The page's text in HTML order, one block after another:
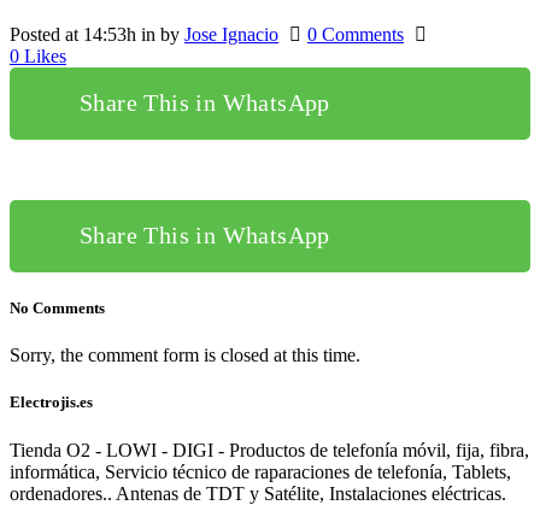
Posted at 14:53h in by Jose Ignacio
0 Comments
0 Likes
Share This in WhatsApp
Share This in WhatsApp
No Comments
Sorry, the comment form is closed at this time.
Electrojis.es
Tienda O2 - LOWI - DIGI - Productos de telefonía móvil, fija, fibra,
informática, Servicio técnico de raparaciones de telefonía, Tablets,
ordenadores.. Antenas de TDT y Satélite, Instalaciones eléctricas.